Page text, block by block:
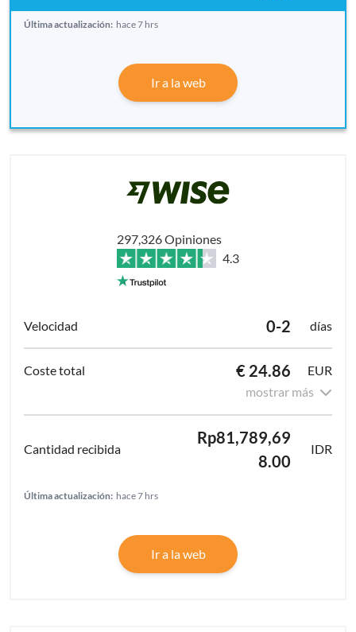
Última actualización: hace 7 hrs
Ir a la web
297,326 Opiniones
4.3
0-2 días
€ 24.86
EUR
mostrar más
Rp81,789,69
8.00
IDR
Última actualización: hace 7 hrs
Ir a la web